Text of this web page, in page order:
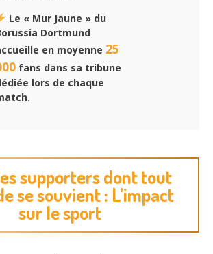
Le « Mur Jaune » du
Dortmund
en moyenne 25
fans dans sa tribune
lors de chaque
supporters dont tout
se souvient : L’impact
sur le sport